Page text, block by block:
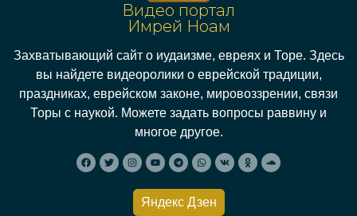
Видео портал
Имрей Ноам
Захватывающий сайт о иудаизме, евреях и Торе. Здесь
вы найдете видеоролики о еврейской традиции,
праздниках, еврейском законе, мировоззрении, связи
Торы с наукой. Можете задать вопросы раввину и
многое другое.
Яндекс Дзен